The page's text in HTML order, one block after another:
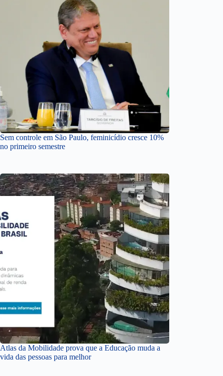
Sem controle em São Paulo, feminicídio cresce 10%
no primeiro semestre
Atlas da Mobilidade prova que a Educação muda a
vida das pessoas para melhor